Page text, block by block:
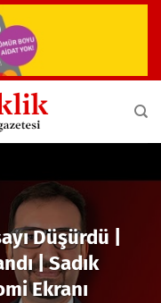
Düşürdü |
| Sadık
Ekranı